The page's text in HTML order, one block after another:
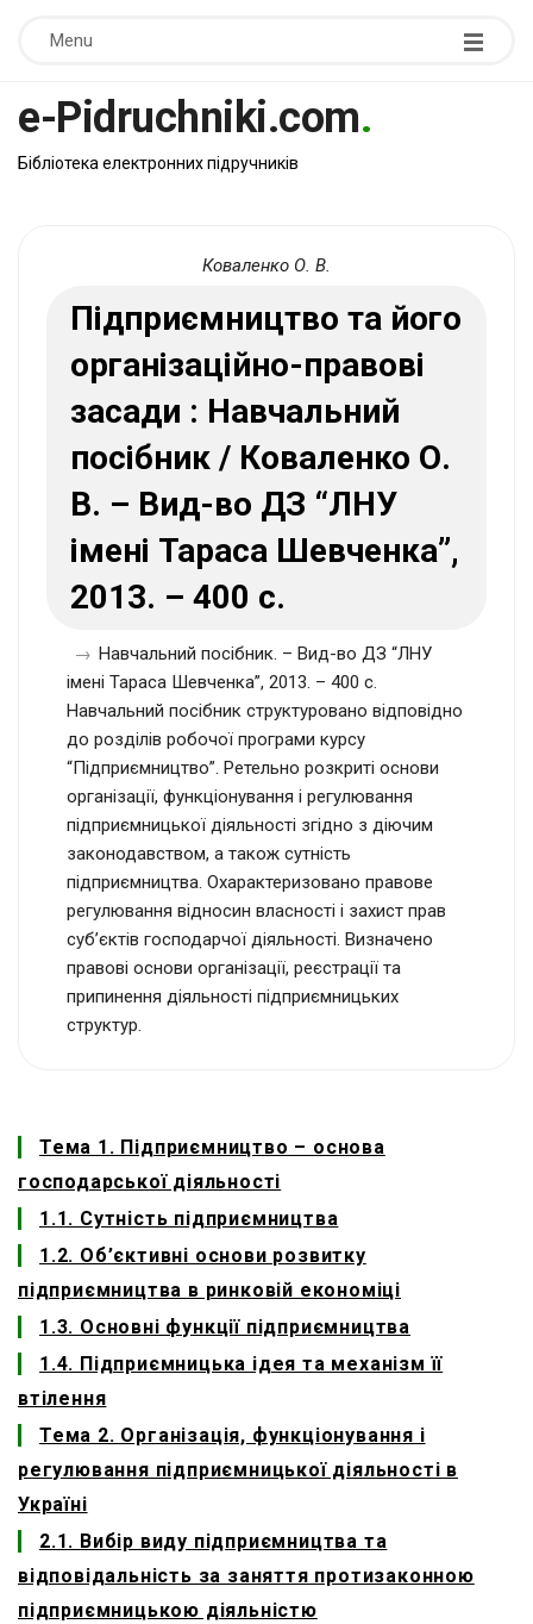
Menu
e-Pidruchniki.com.
Бібліотека електронних підручників
Коваленко О. В.
Підприємництво та його
організаційно-правові
засади : Навчальний
посібник / Коваленко О.
В. – Вид-во ДЗ “ЛНУ
імені Тараса Шевченка”,
2013. – 400 c.
→ Навчальний посібник. – Вид-во ДЗ “ЛНУ
імені Тараса Шевченка”, 2013. – 400 c.
Навчальний посібник структуровано відповідно
до розділів робочої програми курсу
“Підприємництво”. Ретельно розкриті основи
організації, функціонування і регулювання
підприємницької діяльності згідно з діючим
законодавством, а також сутність
підприємництва. Охарактеризовано правове
регулювання відносин власності і захист прав
суб’єктів господарчої діяльності. Визначено
правові основи організації, реєстрації та
припинення діяльності підприємницьких
структур.
Тема 1. Підприємництво – основа
господарської діяльності
1.1. Сутність підприємництва
1.2. Об’єктивні основи розвитку
підприємництва в ринковій економіці
1.3. Основні функції підприємництва
1.4. Підприємницька ідея та механізм її
втілення
Тема 2. Організація, функціонування і
регулювання підприємницької діяльності в
Україні
2.1. Вибір виду підприємництва та
відповідальність за заняття протизаконною
підприємницькою діяльністю